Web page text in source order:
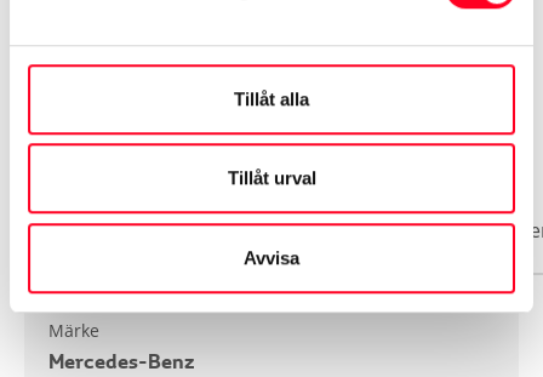
Tillåt alla
Tillåt urval
Avvisa
Biluppgifter
Basuppgifter Funktioner Interiör Exteriör
Märke
Mercedes-Benz